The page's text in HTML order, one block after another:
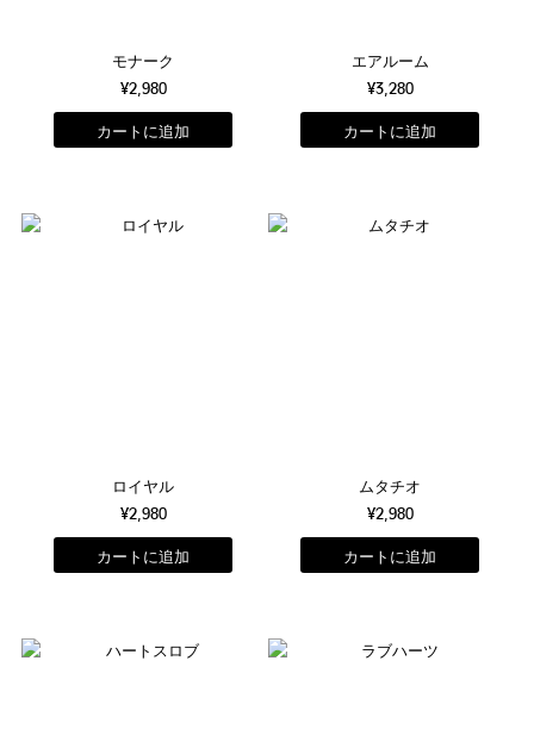
モナーク
¥2,980
エアルーム
¥3,280
ロイヤル
¥2,980
ムタチオ
¥2,980